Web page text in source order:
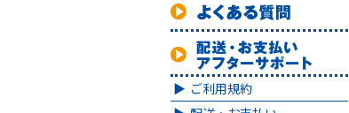
ご利用規約